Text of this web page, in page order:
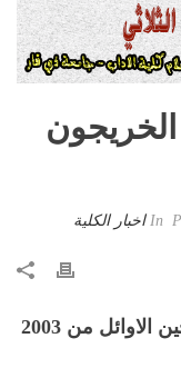
اخبار الكلية
تدعو عمادة كلية الاداب الطلبة الخريجين الاوائل من 2003